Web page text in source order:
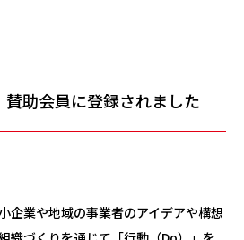
助会員に登録されました
企業や地域の事業者のアイデアや構想